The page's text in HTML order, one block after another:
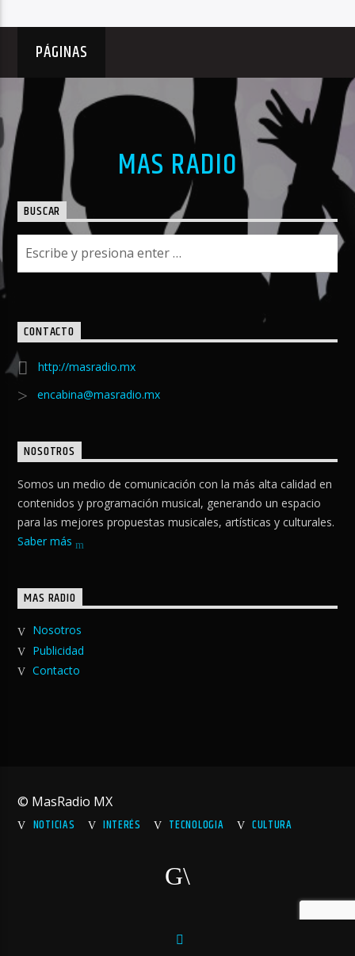
PÁGINAS
MAS RADIO
BUSCAR
CONTACTO
http://masradio.mx
encabina@masradio.mx
NOSOTROS
Somos un medio de comunicación con la más alta calidad en
contenidos y programación musical, generando un espacio
para las mejores propuestas musicales, artísticas y culturales.
Saber más
MAS RADIO
Nosotros
Publicidad
Contacto
© MasRadio MX
NOTICIAS
INTERÉS TECNOLOGIA CULTURA